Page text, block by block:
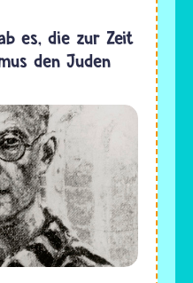
es, die zur Zeit
den Juden